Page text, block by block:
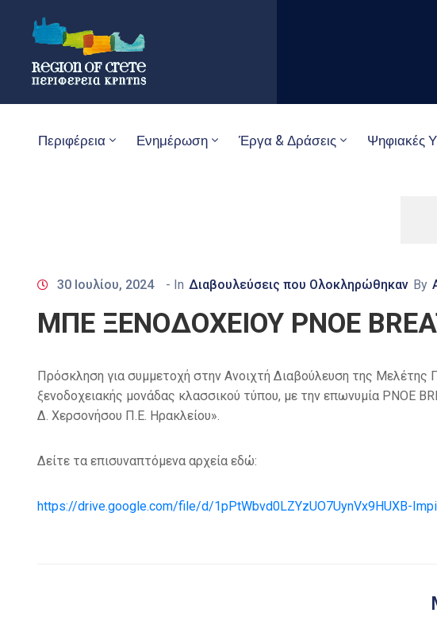
Περιφέρεια Ενημέρωση Έργα & Δράσεις Ψηφιακές
30 Ιουλίου, 2024 - In Διαβουλεύσεις που Ολοκληρώθηκαν By
ΜΠΕ ΞΕΝΟΔΟΧΕΙΟΥ PNOE
Πρόσκληση για συμμετοχή στην Ανοιχτή Διαβούλευση της
ξενοδοχειακής μονάδας κλασσικού τύπoυ, με την επωνυμία PNOE
Δ. Χερσονήσου Π.Ε. Ηρακλείου».
Δείτε τα επισυναπτόμενα αρχεία εδώ:
https://drive.google.com/file/d/1pPtWbvd0LZYzUO7UynVx9HUXB-